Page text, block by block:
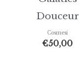
Douceur
Cosmesi
€50,00